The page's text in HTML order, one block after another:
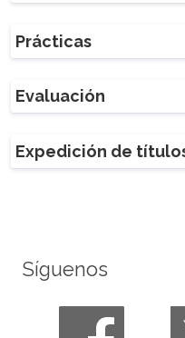
Prácticas
Evaluación
Expedición de
Síguenos